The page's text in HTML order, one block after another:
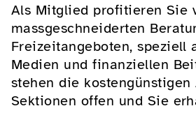
Als Mitglied profitieren Sie
massgeschneiderten
Freizeitangeboten, speziell
Medien und finanziellen
stehen die
Sektionen offen und Sie